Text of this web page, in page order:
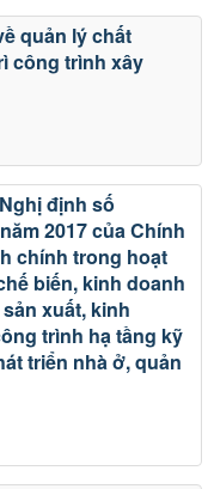
quản lý chất
công trình xây
định số
2017 của Chính
chính trong hoạt
biến, kinh doanh
xuất, kinh
trình hạ tầng kỹ
triển nhà ở, quản
DỰNG (Từ ngày